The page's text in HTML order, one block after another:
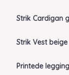
Strik Cardigan
Strik Vest beige
Printede